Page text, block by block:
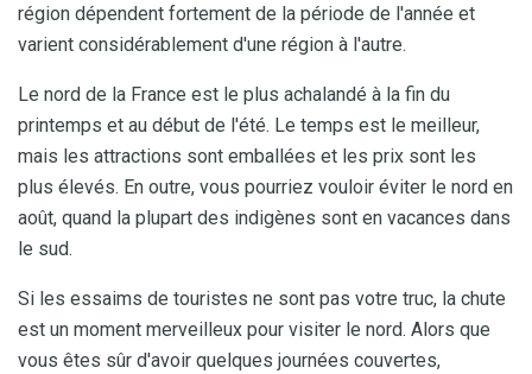
région dépendent fortement de la période de l'année et
varient considérablement d'une région à l'autre.
Le nord de la France est le plus achalandé à la fin du
printemps et au début de l'été. Le temps est le meilleur,
mais les attractions sont emballées et les prix sont les
plus élevés. En outre, vous pourriez vouloir éviter le nord en
août, quand la plupart des indigènes sont en vacances dans
le sud.
Si les essaims de touristes ne sont pas votre truc, la chute
est un moment merveilleux pour visiter le nord. Alors que
vous êtes sûr d'avoir quelques journées couvertes,